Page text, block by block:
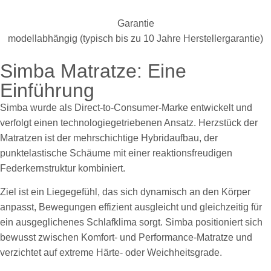
Garantie
modellabhängig (typisch bis zu 10 Jahre Herstellergarantie)
Simba Matratze: Eine
Einführung
Simba wurde als Direct-to-Consumer-Marke entwickelt und
verfolgt einen technologiegetriebenen Ansatz. Herzstück der
Matratzen ist der mehrschichtige Hybridaufbau, der
punktelastische Schäume mit einer reaktionsfreudigen
Federkernstruktur kombiniert.
Ziel ist ein Liegegefühl, das sich dynamisch an den Körper
anpasst, Bewegungen effizient ausgleicht und gleichzeitig für
ein ausgeglichenes Schlafklima sorgt. Simba positioniert sich
bewusst zwischen Komfort- und Performance-Matratze und
verzichtet auf extreme Härte- oder Weichheitsgrade.